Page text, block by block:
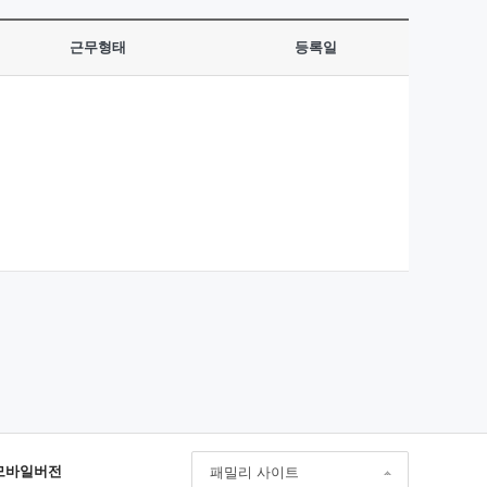
근무형태 등록일
바일버전 패밀리 사이트